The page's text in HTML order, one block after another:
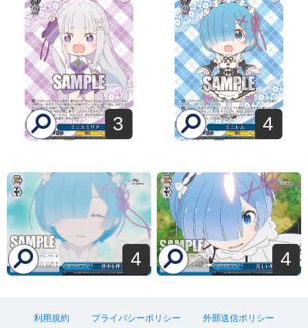
3 4
4 4
利用規約 プライバシーポリシー 外部送信ポリシー